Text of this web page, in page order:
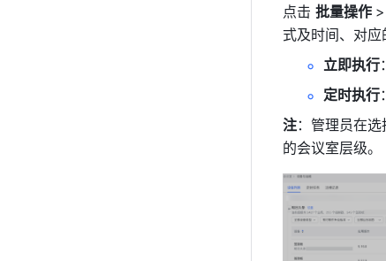
点击 批量操作 >
式及时间、对应
立即执行
定时执行
注：管理员在
的会议室层级。